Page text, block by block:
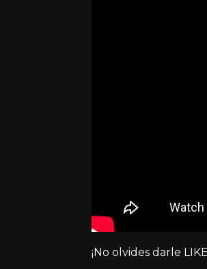
¡No olvides darle